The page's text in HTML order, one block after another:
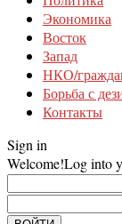
Экономика
Восток
Запад
НКО/
Борьба с
Контакты
Sign in
Welcome!Log into